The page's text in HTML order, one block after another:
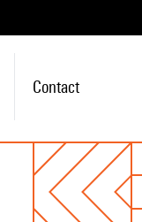
Contact